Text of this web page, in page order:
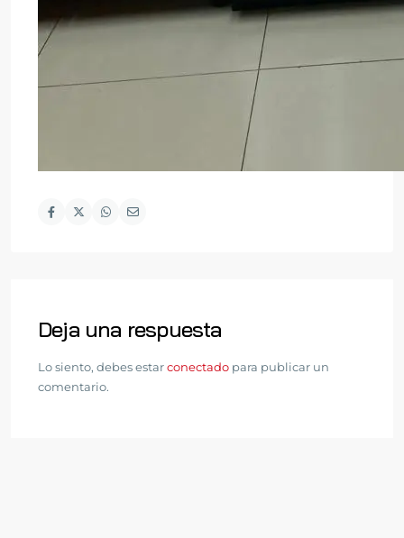
Deja una respuesta
Lo siento, debes estarconectado para publicar un
comentario.